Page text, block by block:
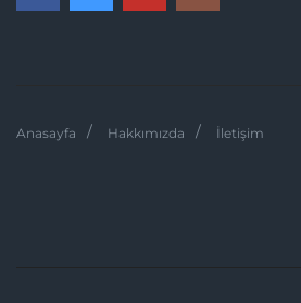
Anasayfa Hakkımızda İletişim